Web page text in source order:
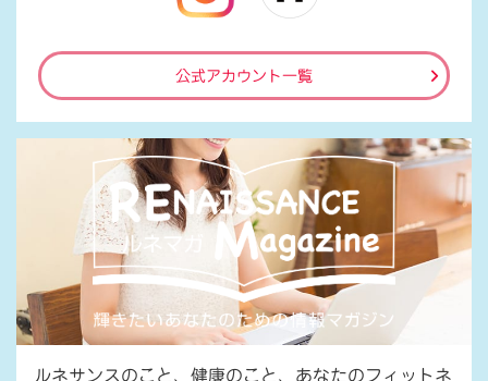
公式アカウント一覧
ルネサンスのこと、健康のこと、あなたのフィットネ